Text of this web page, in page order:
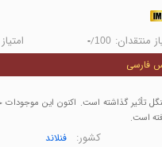
منتقدان: -/100
فارسی
تأثیر گذاشته است. اکنون این موجودات
است.
کشور: فنلاند